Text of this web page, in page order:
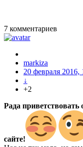
7 комментариев
markiza
20 февраля 2016,
↓
+2
Рада
сайте!